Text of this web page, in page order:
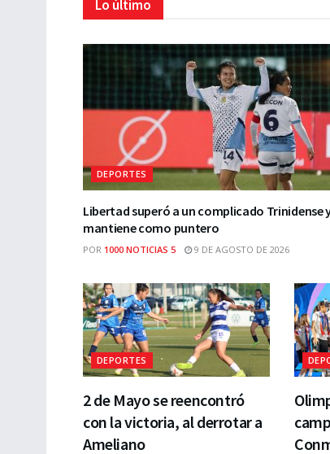
Lo último
DEPORTES
Libertad superó a un complicado Trinidense
mantiene como puntero
POR 1000 NOTICIAS 5 9 DE AGOSTO DE 2026
DEPORTES
2 de Mayo se reencontró
con la victoria, al derrotar a
Ameliano